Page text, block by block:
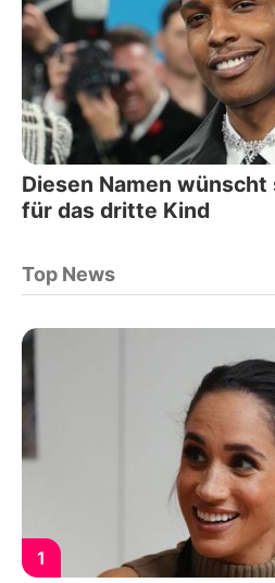
Diesen Namen
für das dritte Kind
Top News
1